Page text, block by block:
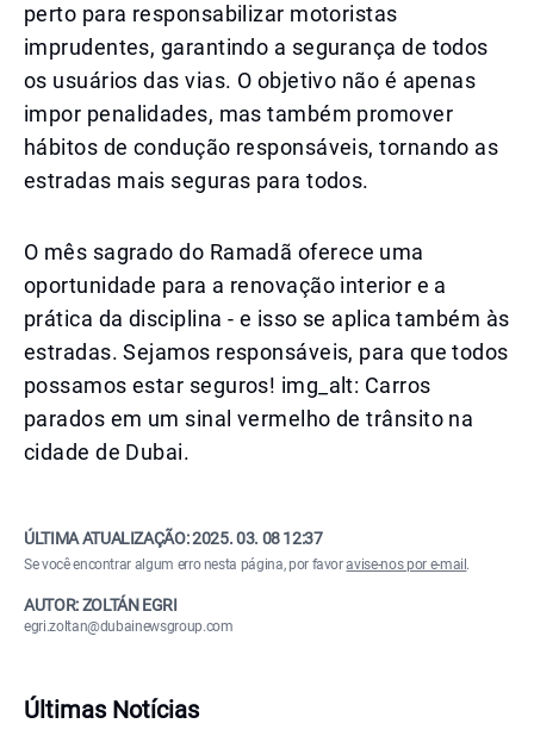
perto para responsabilizar motoristas
imprudentes, garantindo a segurança de todos
os usuários das vias. O objetivo não é apenas
impor penalidades, mas também promover
hábitos de condução responsáveis, tornando as
estradas mais seguras para todos.
O mês sagrado do Ramadã oferece uma
oportunidade para a renovação interior e a
prática da disciplina - e isso se aplica também às
estradas. Sejamos responsáveis, para que todos
possamos estar seguros! img_alt: Carros
parados em um sinal vermelho de trânsito na
cidade de Dubai.
ÚLTIMA ATUALIZAÇÃO:2025. 03. 08 12:37
Se você encontrar algum erro nesta página, por favoravise-nos por e-mail .
AUTOR: ZOLTÁN EGRI
egri.zoltan@dubainewsgroup.com
Últimas Notícias